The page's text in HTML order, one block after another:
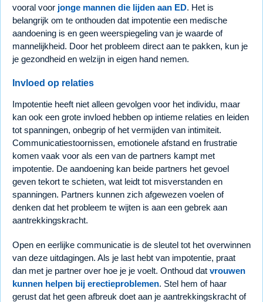
vooral voor jonge mannen die lijden aan ED. Het is
belangrijk om te onthouden dat impotentie een medische
aandoening is en geen weerspiegeling van je waarde of
mannelijkheid. Door het probleem direct aan te pakken, kun je
je gezondheid en welzijn in eigen hand nemen.
Invloed op relaties
Impotentie heeft niet alleen gevolgen voor het individu, maar
kan ook een grote invloed hebben op intieme relaties en leiden
tot spanningen, onbegrip of het vermijden van intimiteit.
Communicatiestoornissen, emotionele afstand en frustratie
komen vaak voor als een van de partners kampt met
impotentie. De aandoening kan beide partners het gevoel
geven tekort te schieten, wat leidt tot misverstanden en
spanningen. Partners kunnen zich afgewezen voelen of
denken dat het probleem te wijten is aan een gebrek aan
aantrekkingskracht.
Open en eerlijke communicatie is de sleutel tot het overwinnen
van deze uitdagingen. Als je last hebt van impotentie, praat
dan met je partner over hoe je je voelt. Onthoud dat vrouwen
kunnen helpen bij erectieproblemen. Stel hem of haar
gerust dat het geen afbreuk doet aan je aantrekkingskracht of